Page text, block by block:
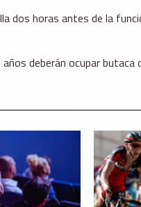
dos horas antes de la
deberán ocupar